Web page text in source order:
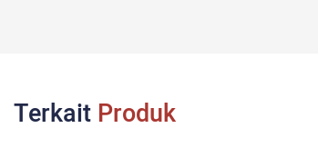
Terkait Produk